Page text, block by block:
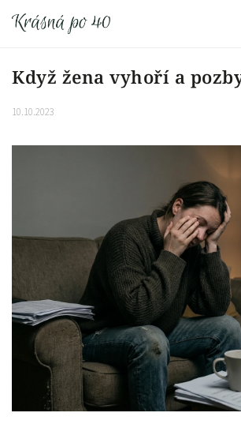
Když žena vyhoří a
10.10.2023